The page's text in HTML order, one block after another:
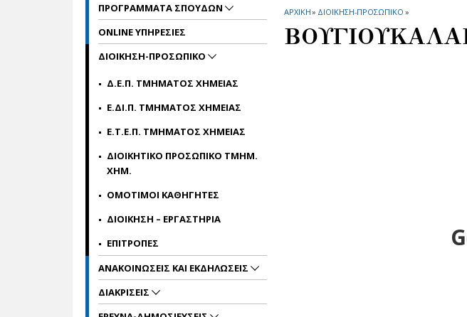
ΑΡΧΙΚΗ» ΔΙΟΙΚΗΣΗ-ΠΡΟΣΩΠΙΚΟ »
ΠΡΟΓΡΑΜΜΑΤΑ ΣΠΟΥΔΩΝ
ONLINE ΥΠΗΡΕΣΙΕΣ
ΔΙΟΙΚΗΣΗ-ΠΡΟΣΩΠΙΚΟ
Δ.Ε.Π. ΤΜΗΜΑΤΟΣ ΧΗΜΕΙΑΣ
Ε.ΔΙ.Π. ΤΜΗΜΑΤΟΣ ΧΗΜΕΙΑΣ
Ε.Τ.Ε.Π. ΤΜΗΜΑΤΟΣ ΧΗΜΕΙΑΣ
ΔΙΟΙΚΗΤΙΚΟ ΠΡΟΣΩΠΙΚΟ ΤΜΗΜ.
ΧΗΜ.
ΟΜΟΤΙΜΟΙ ΚΑΘΗΓΗΤΕΣ
ΔΙΟΙΚΗΣΗ – ΕΡΓΑΣΤΗΡΙΑ
ΕΠΙΤΡΟΠΕΣ
ΑΝΑΚΟΙΝΩΣΕΙΣ ΚΑΙ ΕΚΔΗΛΩΣΕΙΣ
ΔΙΑΚΡΙΣΕΙΣ